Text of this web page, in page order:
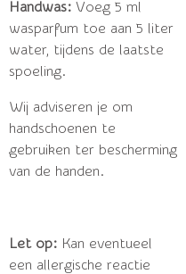
Handwas: Voeg 5 ml
wasparfum toe aan 5 liter
water, tijdens de laatste
spoeling.
Wij adviseren je om
handschoenen te
gebruiken ter bescherming
van de handen.
Let op: Kan eventueel
een allergische reactie